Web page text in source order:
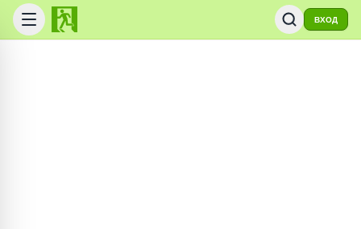
ВХОД